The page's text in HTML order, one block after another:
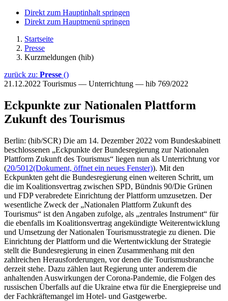
Direkt zum Hauptinhalt springen
Direkt zum Hauptmenü springen
Startseite
Presse
Kurzmeldungen (hib)
zurück zu: Presse ()
21.12.2022 Tourismus — Unterrichtung — hib 769/2022
Eckpunkte zur Nationalen Plattform
Zukunft des Tourismus
Berlin: (hib/SCR) Die am 14. Dezember 2022 vom Bundeskabinett
beschlossenen „Eckpunkte der Bundesregierung zur Nationalen
Plattform Zukunft des Tourismus“ liegen nun als Unterrichtung vor
(20/5012(Dokument, öffnet ein neues Fenster)). Mit den
Eckpunkten geht die Bundesregierung einen weiteren Schritt, um
die im Koalitionsvertrag zwischen SPD, Bündnis 90/Die Grünen
und FDP verabredete Einrichtung der Plattform umzusetzen. Der
wesentliche Zweck der „Nationalen Plattform Zukunft des
Tourismus“ ist den Angaben zufolge, als „zentrales Instrument“ für
die ebenfalls im Koalitionsvertrag angekündigte Weiterentwicklung
und Umsetzung der Nationalen Tourismusstrategie zu dienen. Die
Einrichtung der Plattform und die Wertentwicklung der Strategie
stellt die Bundesregierung in einen Zusammenhang mit den
zahlreichen Herausforderungen, vor denen die Tourismusbranche
derzeit stehe. Dazu zählen laut Regierung unter anderem die
anhaltenden Auswirkungen der Corona-Pandemie, die Folgen des
russischen Überfalls auf die Ukraine etwa für die Energiepreise und
der Fachkräftemangel im Hotel- und Gastgewerbe.